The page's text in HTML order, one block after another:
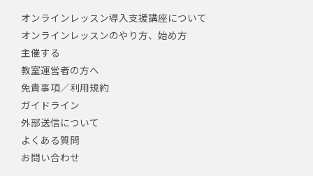
オンラインレッスン導入支援講座について
オンラインレッスンのやり方、始め方
主催する
教室運営者の方へ
免責事項／利用規約
ガイドライン
外部送信について
よくある質問
お問い合わせ